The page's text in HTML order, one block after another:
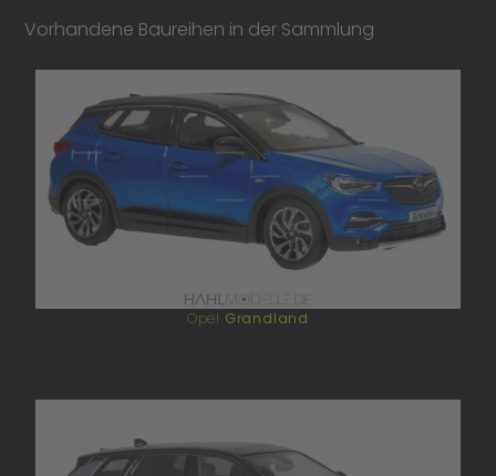
Vorhandene Baureihen in der Sammlung
Opel Grandland